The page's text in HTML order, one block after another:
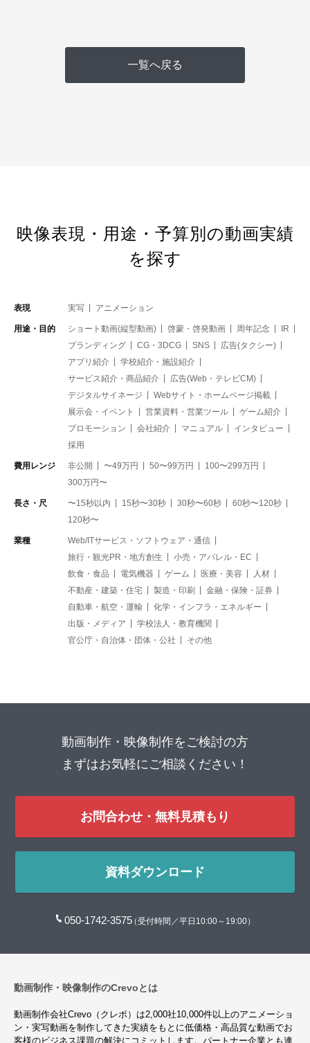
一覧へ戻る
映像表現・用途・予算別の動画実績
を探す
表現 実写 アニメーション
用途・目的 ショート動画(縦型動画) 啓蒙・啓発動画 周年記念
IR
ブランディング
CG・3DCG SNS
広告(タクシー)
アプリ紹介
学校紹介・施設紹介
サービス紹介・商品紹介
広告(Web・テレビCM)
デジタルサイネージ
Webサイト・ホームページ掲載
展示会・イベント
営業資料・営業ツール
ゲーム紹介
プロモーション
会社紹介 マニュアル
インタビュー
採用
費用レンジ 非公開 〜49万円 50〜99万円
100〜299万円
300万円〜
長さ・尺 〜15秒以内 15秒〜30秒 30秒〜60秒
60秒〜120秒
120秒〜
業種
Web/ITサービス・ソフトウェア・通信
旅行・観光PR・地方創生
小売・アパレル・EC
飲食・食品
電気機器 ゲーム 医療・美容
人材
不動産・建築・住宅
製造・印刷
金融・保険・証券
自動車・航空・運輸
化学・インフラ・エネルギー
出版・メディア
学校法人・教育機関
官公庁・自治体・団体・公社
その他
動画制作・映像制作をご検討の方
まずはお気軽にご相談ください！
お問合わせ・無料見積もり
資料ダウンロード
050-1742-3575（受付時間／平日10:00～19:00）
動画制作・映像制作のCrevoとは
動画制作会社Crevo（クレボ）は2,000社10,000件以上のアニメーショ
ン・実写動画を制作してきた実績をもとに低価格・高品質な動画でお
客様のビジネス課題の解決にコミットします。パートナー企業とも連